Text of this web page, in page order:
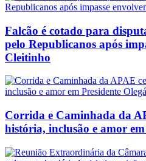
Falcão é cotado para
pelo Republicanos após
Cleitinho
Corrida e Caminhada da
história, inclusão e amor